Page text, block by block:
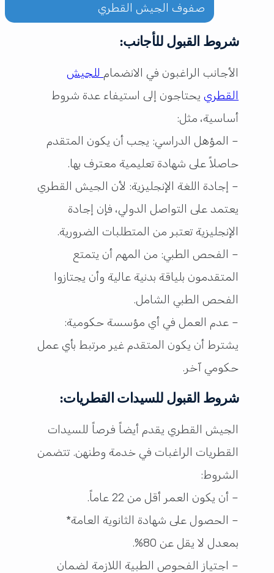
صفوف الجيش القطري
شروط القبول للأجانب:
الأجانب الراغبون في الانضمام للجيش
القطرييحتاجون إلى استيفاء عدة شروط
أساسية، مثل:
– المؤهل الدراسي: يجب أن يكون المتقدم
حاصلاً على شهادة تعليمية معترف بها.
– إجادة اللغة الإنجليزية: لأن الجيش القطري
يعتمد على التواصل الدولي، فإن إجادة
الإنجليزية تعتبر من المتطلبات الضرورية.
– الفحص الطبي: من المهم أن يتمتع
المتقدمون بلياقة بدنية عالية وأن يجتازوا
الفحص الطبي الشامل.
– عدم العمل في أي مؤسسة حكومية:
يشترط أن يكون المتقدم غير مرتبط بأي عمل
حكومي آخر.
شروط القبول للسيدات القطريات:
الجيش القطري يقدم أيضاً فرصاً للسيدات
القطريات الراغبات في خدمة وطنهن. تتضمن
الشروط:
– أن يكون العمر أقل من 22 عاماً.
– الحصول على شهادة الثانوية العامة*
بمعدل لا يقل عن 80%.
– اجتياز الفحوص الطبية اللازمة لضمان